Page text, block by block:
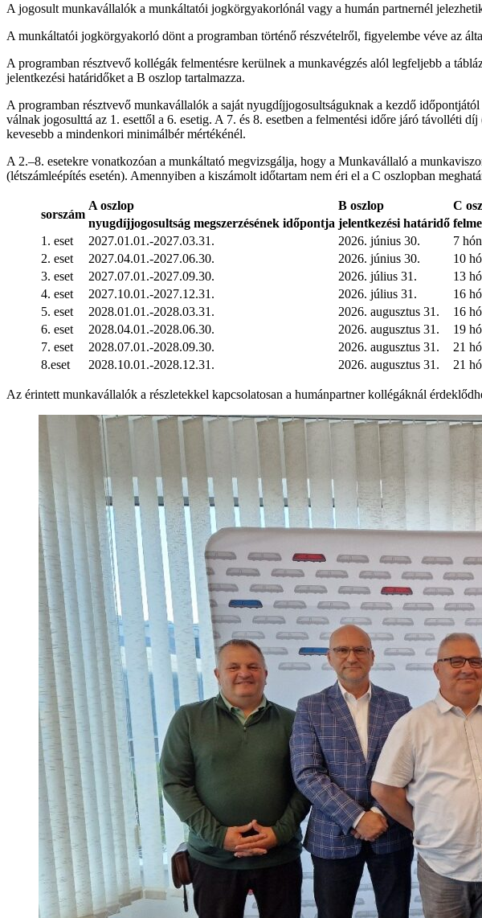
A jogosult munkavállalók a munkáltatói jogkörgyakorlónál vagy a humán partnernél
A munkáltatói jogkörgyakorló dönt a programban történő részvételről, figyelembe véve az
A programban résztvevő kollégák felmentésre kerülnek a munkavégzés alól legfeljebb a
jelentkezési határidőket a B oszlop tartalmazza.
A programban résztvevő munkavállalók a saját nyugdíjjogosultságuknak a kezdő
válnak jogosulttá az 1. esettől a 6. esetig. A 7. és 8. esetben a felmentési időre járó távolléti
kevesebb a mindenkori minimálbér mértékénél.
A 2.–8. esetekre vonatkozóan a munkáltató megvizsgálja, hogy a Munkavállaló a
(létszámleépítés esetén). Amennyiben a kiszámolt időtartam nem éri el a C oszlopban
sorszám
A oszlop B oszlop
C
nyugdíjjogosultság megszerzésének időpontja jelentkezési határidő
1. eset
2027.01.01.-2027.03.31. 2026. június 30.
7
2. eset
2027.04.01.-2027.06.30. 2026. június 30.
10
3. eset
2027.07.01.-2027.09.30. 2026. július 31.
13
4. eset
2027.10.01.-2027.12.31. 2026. július 31.
16
5. eset
2028.01.01.-2028.03.31. 2026. augusztus 31.
16
6. eset
2028.04.01.-2028.06.30. 2026. augusztus 31.
19
7. eset
2028.07.01.-2028.09.30. 2026. augusztus 31.
21
8.eset
2028.10.01.-2028.12.31. 2026. augusztus 31. 21
Az érintett munkavállalók a részletekkel kapcsolatosan a humánpartner kollégáknál